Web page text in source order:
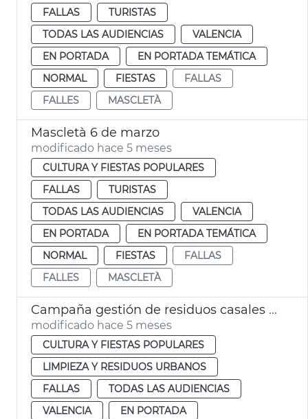
FALLAS
TURISTAS
TODAS LAS AUDIENCIAS
VALENCIA
EN PORTADA
EN PORTADA TEMÁTICA
NORMAL
FIESTAS
FALLAS
FALLES
MASCLETÀ
Mascletà 6 de marzo
modificado hace 5 meses
CULTURA Y FIESTAS POPULARES
FALLAS
TURISTAS
TODAS LAS AUDIENCIAS
VALENCIA
EN PORTADA
EN PORTADA TEMÁTICA
NORMAL
FIESTAS
FALLAS
FALLES
MASCLETÀ
Campaña gestión de residuos casales falleros València
modificado hace 5 meses
CULTURA Y FIESTAS POPULARES
LIMPIEZA Y RESIDUOS URBANOS
FALLAS
TODAS LAS AUDIENCIAS
VALENCIA
EN PORTADA